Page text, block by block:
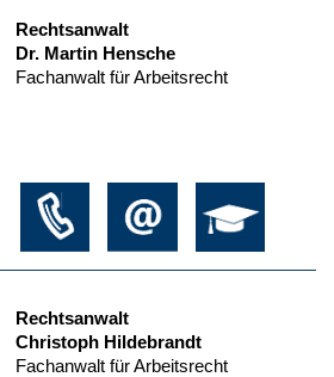
Rechtsanwalt
Dr. Martin Hensche
Fachanwalt für Arbeitsrecht
Rechtsanwalt
Christoph Hildebrandt
Fachanwalt für Arbeitsrecht